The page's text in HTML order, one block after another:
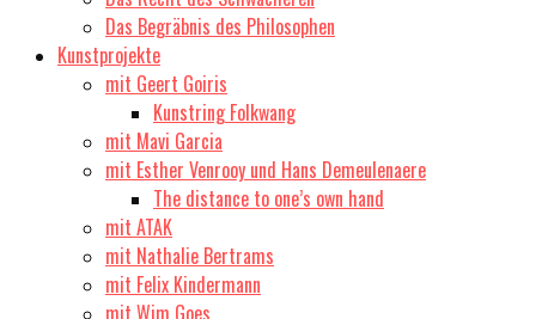
Das Begräbnis des Philosophen
Kunstprojekte
mit Geert Goiris
Kunstring Folkwang
mit Mavi Garcia
mit Esther Venrooy und Hans Demeulenaere
The distance to one’s own hand
mit ATAK
mit Nathalie Bertrams
mit Felix Kindermann
mit Wim Goes